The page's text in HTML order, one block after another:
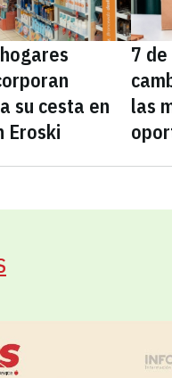
su cesta en
Eroski
7
las